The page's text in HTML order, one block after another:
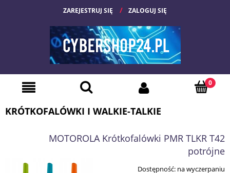
ZAREJESTRUJ SIĘ ZALOGUJ SIĘ
KRÓTKOFALÓWKI I WALKIE-TALKIE
MOTOROLA Krótkofalówki PMR TLKR T42
potrójne
Dostępność: na wyczerpaniu